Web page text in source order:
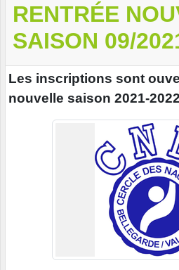
RENTRÉE
SAISON 09/
Les inscriptions sont
nouvelle saison 2021-